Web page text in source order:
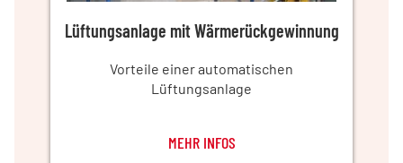
Lüftungsanlage mit Wärmerückgewinnung
Vorteile einer automatischen
Lüftungsanlage
MEHR INFOS